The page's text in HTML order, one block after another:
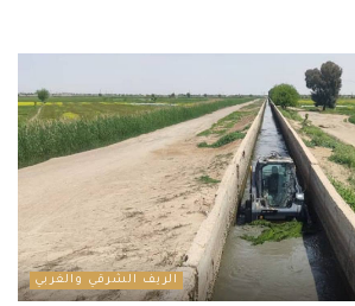
الريف الشرقي والغربي